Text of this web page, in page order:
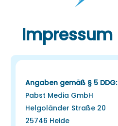
Impressum
Angaben gemäß § 5 DDG:
Pabst Media GmbH
Helgoländer Straße 20
25746 Heide